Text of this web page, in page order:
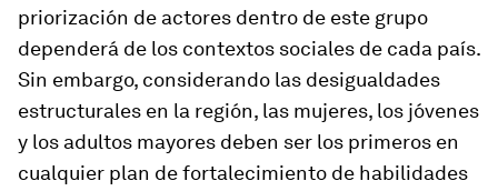
priorización de actores dentro de este grupo
dependerá de los contextos sociales de cada país.
Sin embargo, considerando las desigualdades
estructurales en la región, las mujeres, los jóvenes
y los adultos mayores deben ser los primeros en
cualquier plan de fortalecimiento de habilidades